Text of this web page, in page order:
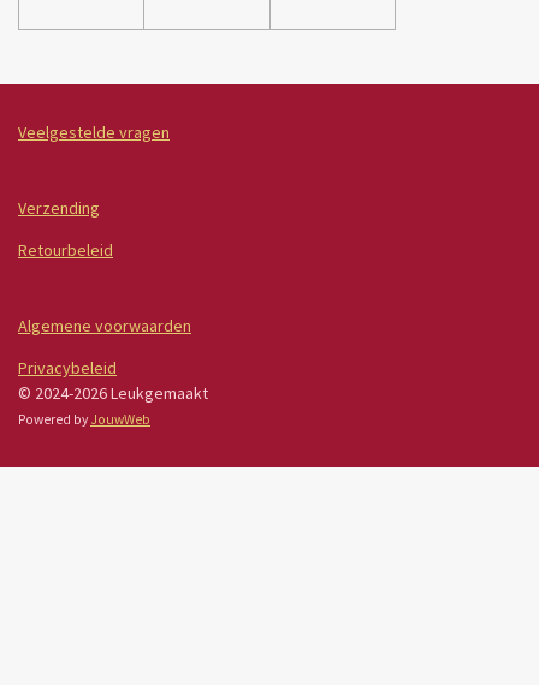
Veelgestelde vragen
Verzending
Retourbeleid
Algemene voorwaarden
Privacybeleid
© 2024-2026 Leukgemaakt
Powered by JouwWeb